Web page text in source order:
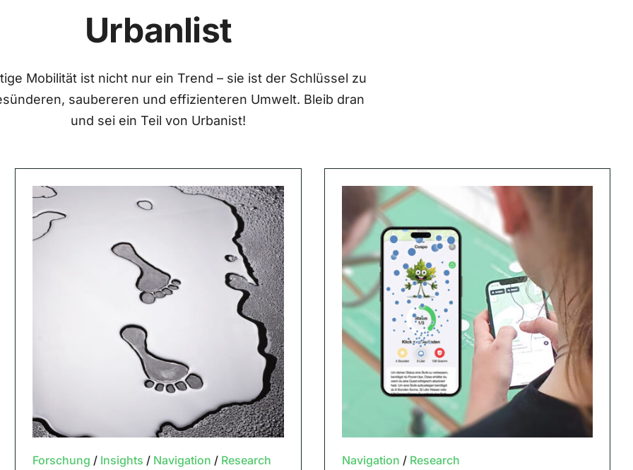
Urbanlist
Mobilität ist nicht nur ein Trend – sie ist der Schlüssel zu
saubereren und effizienteren Umwelt. Bleib dran
und sei ein Teil von Urbanist!
Forschung / Insights / Navigation / Research Navigation / Research